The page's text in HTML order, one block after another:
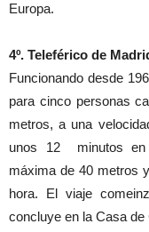
Europa.
4º. Teleférico de
Funcionando desde
para cinco personas
metros, a una
unos 12 minutos en
máxima de 40 metros
hora. El viaje
concluye en la Casa de